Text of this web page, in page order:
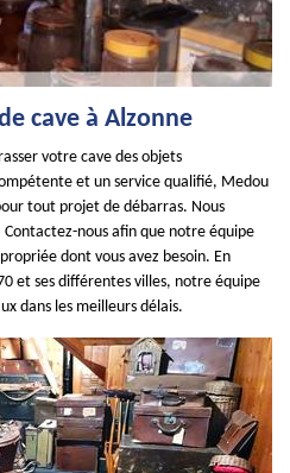
cave à Alzonne
votre cave des objets
et un service qualifié, Medou
tout projet de débarras. Nous
nous afin que notre équipe
dont vous avez besoin. En
et ses différentes villes, notre équipe
dans les meilleurs délais.